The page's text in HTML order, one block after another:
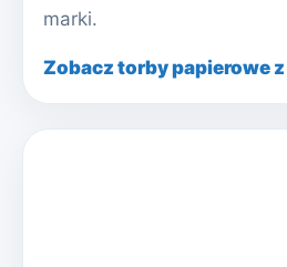
marki.
Zobacz torby papierowe